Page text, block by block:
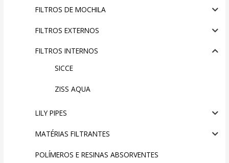
FILTROS DE MOCHILA
FILTROS EXTERNOS
FILTROS INTERNOS
SICCE
ZISS AQUA
LILY PIPES
MATÉRIAS FILTRANTES
POLÍMEROS E RESINAS ABSORVENTES